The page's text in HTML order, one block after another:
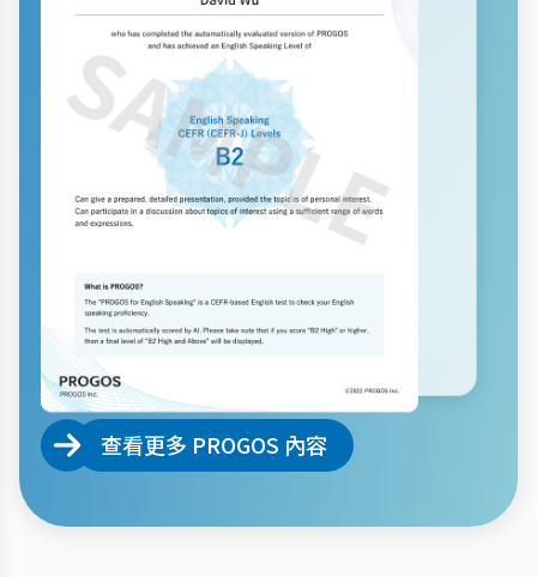
查看更多 PROGOS 內容